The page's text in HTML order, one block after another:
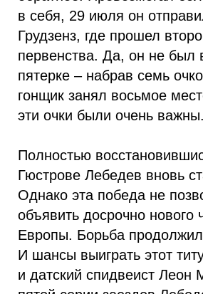
в себя, 29 июля он
Грудзенз, где прошел
первенства. Да, он не был
пятерке – набрав семь
гонщик занял восьмое
эти очки были очень важны.
Полностью
Гюстрове Лебедев вновь
Однако эта победа не
объявить досрочно нового
Европы. Борьба
И шансы выиграть этот
и датский спидвеист Леон